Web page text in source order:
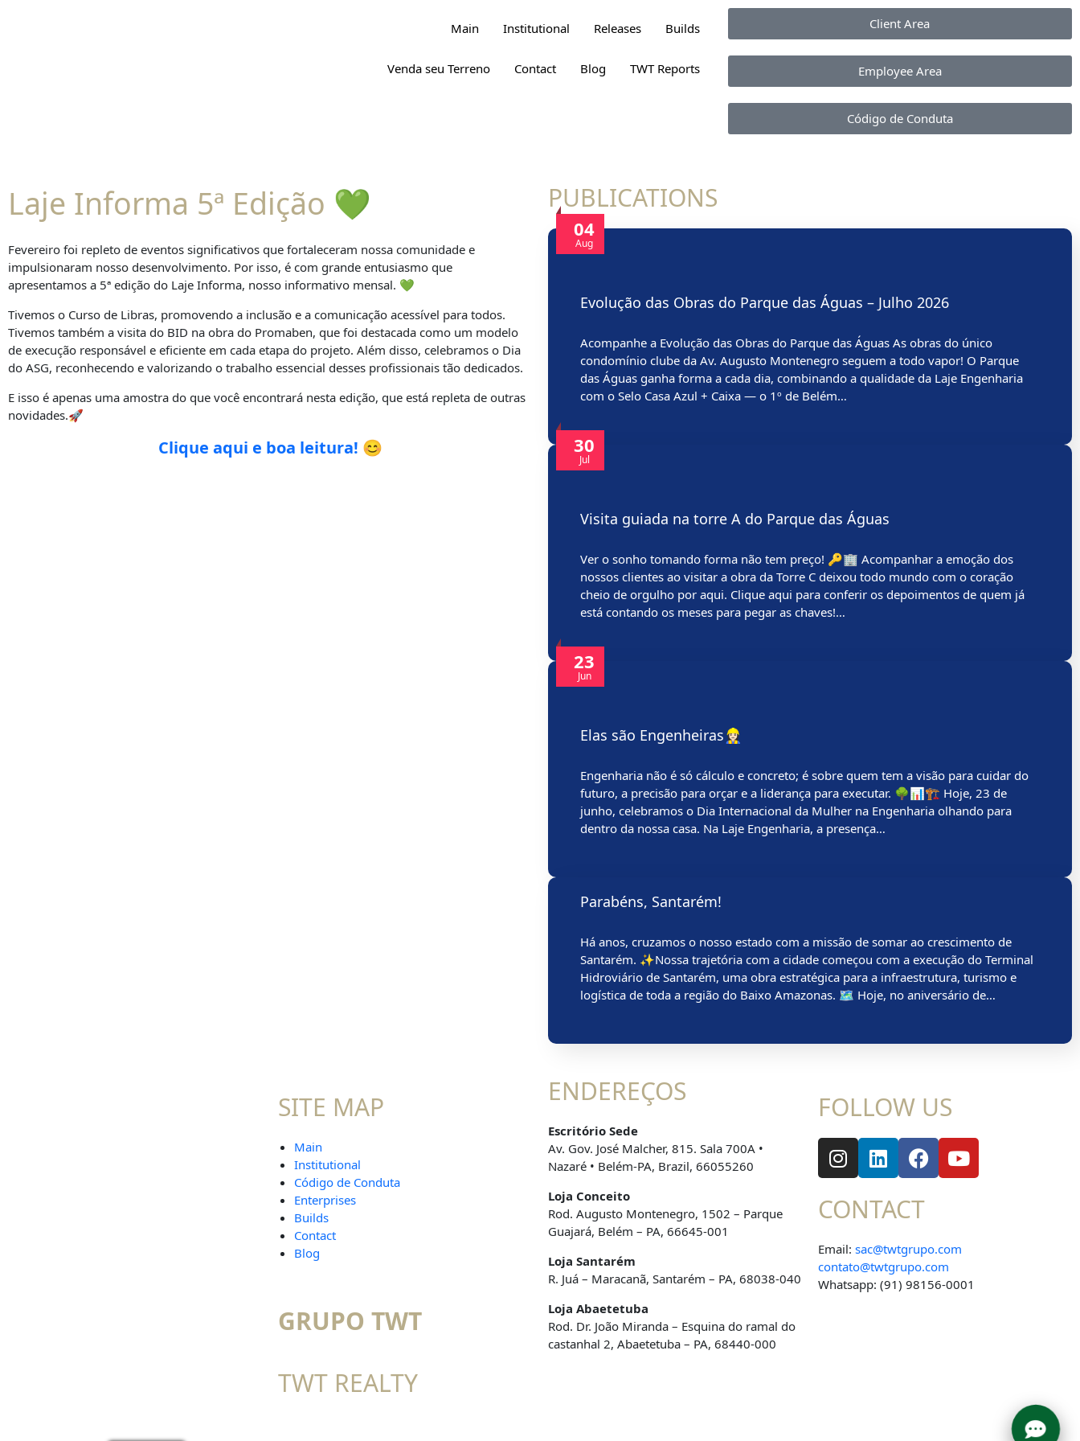
Main Institutional Releases Builds
Venda seu Terreno Contact Blog TWT Reports
Client Area
Employee Area
Código de Conduta
Laje Informa 5ª Edição 💚
Fevereiro foi repleto de eventos significativos que fortaleceram nossa comunidade e
impulsionaram nosso desenvolvimento. Por isso, é com grande entusiasmo que
apresentamos a 5ª edição do Laje Informa, nosso informativo mensal. 💚
Tivemos o Curso de Libras, promovendo a inclusão e a comunicação acessível para todos.
Tivemos também a visita do BID na obra do Promaben, que foi destacada como um modelo
de execução responsável e eficiente em cada etapa do projeto. Além disso, celebramos o Dia
do ASG, reconhecendo e valorizando o trabalho essencial desses profissionais tão dedicados.
E isso é apenas uma amostra do que você encontrará nesta edição, que está repleta de outras
novidades.🚀
Clique aqui e boa leitura! 😊
PUBLICATIONS
04
Aug
Evolução das Obras do Parque das Águas – Julho 2026
Acompanhe a Evolução das Obras do Parque das Águas As obras do único
condomínio clube da Av. Augusto Montenegro seguem a todo vapor! O Parque
das Águas ganha forma a cada dia, combinando a qualidade da Laje Engenharia
com o Selo Casa Azul + Caixa — o 1º de Belém…
30
Jul
Visita guiada na torre A do Parque das Águas
Ver o sonho tomando forma não tem preço! 🔑🏢 Acompanhar a emoção dos
nossos clientes ao visitar a obra da Torre C deixou todo mundo com o coração
cheio de orgulho por aqui. Clique aqui para conferir os depoimentos de quem já
está contando os meses para pegar as chaves!…
23
Jun
Elas são Engenheiras👷🏻‍♀️
Engenharia não é só cálculo e concreto; é sobre quem tem a visão para cuidar do
futuro, a precisão para orçar e a liderança para executar. 🌳📊🏗️ Hoje, 23 de
junho, celebramos o Dia Internacional da Mulher na Engenharia olhando para
dentro da nossa casa. Na Laje Engenharia, a presença…
Parabéns, Santarém!
Há anos, cruzamos o nosso estado com a missão de somar ao crescimento de
Santarém. ✨Nossa trajetória com a cidade começou com a execução do Terminal
Hidroviário de Santarém, uma obra estratégica para a infraestrutura, turismo e
logística de toda a região do Baixo Amazonas. 🗺️ Hoje, no aniversário de…
SITE MAP
Main
Institutional
Código de Conduta
Enterprises
Builds
Contact
Blog
GRUPO TWT
TWT REALTY
ENDEREÇOS
Escritório Sede
Av. Gov. José Malcher, 815. Sala 700A •
Nazaré • Belém-PA, Brazil, 66055260
Loja Conceito
Rod. Augusto Montenegro, 1502 – Parque
Guajará, Belém – PA, 66645-001
Loja Santarém
R. Juá – Maracanã, Santarém – PA, 68038-040
Loja Abaetetuba
Rod. Dr. João Miranda – Esquina do ramal do
castanhal 2, Abaetetuba – PA, 68440-000
FOLLOW US
CONTACT
Email: sac@twtgrupo.com
contato@twtgrupo.com
Whatsapp: (91) 98156-0001